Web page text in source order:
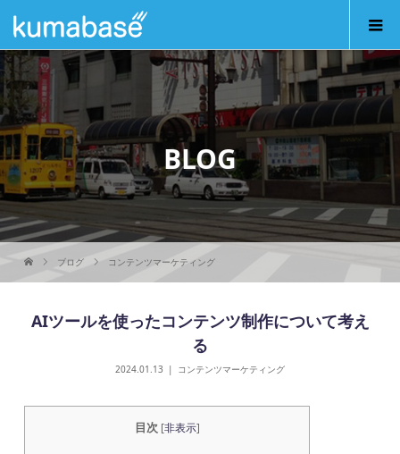
BLOG
ブログ コンテンツマーケティング
AIツールを使ったコンテンツ制作について考え
る
2024.01.13 コンテンツマーケティング
目次 [非表示]